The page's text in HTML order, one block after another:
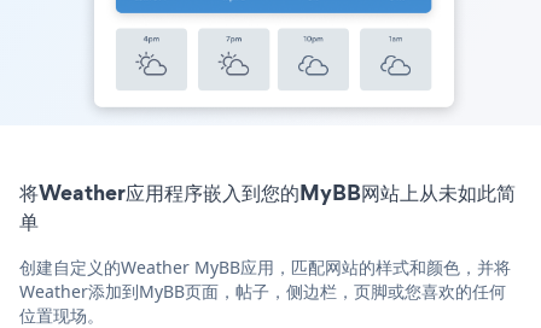
将Weather应用程序嵌入到您的MyBB网站上从未如此简
单
创建自定义的Weather MyBB应用，匹配网站的样式和颜色，并将
Weather添加到MyBB页面，帖子，侧边栏，页脚或您喜欢的任何
位置现场。